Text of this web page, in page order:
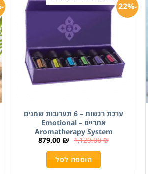
-22%
ערכת רגשות – 6 תערובות שמנים
אתריים – Emotional
Aromatherapy System
1,129.00₪
879.00 ₪
הוספה לסל
-31%